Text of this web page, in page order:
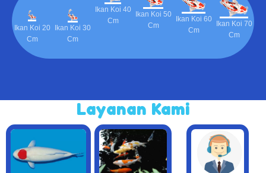
Ikan Koi 20
Cm
Ikan Koi 30
Cm
Ikan Koi 40
Cm
Ikan Koi 50
Cm
Ikan Koi 60
Cm
Ikan Koi 70
Cm
Layanan Kami